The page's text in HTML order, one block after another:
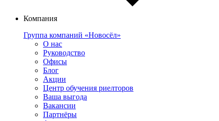
Компания
Группа компаний «Новосёл»
О нас
Руководство
Офисы
Блог
Акции
Центр обучения риелторов
Ваша выгода
Вакансии
Партнёры